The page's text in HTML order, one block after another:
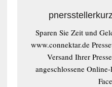
Sparen Sie Zeit und
www.connektar.de
Versand Ihrer
angeschlossene